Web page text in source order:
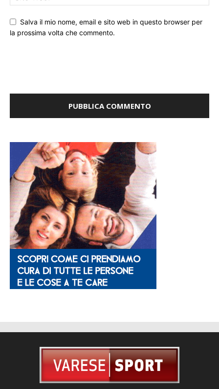
Salva il mio nome, email e sito web in questo browser per
la prossima volta che commento.